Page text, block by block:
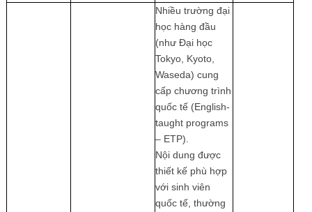
Nhiều trường đại
học hàng đầu
(như Đại học
Tokyo, Kyoto,
Waseda) cung
cấp chương trình
quốc tế (English-
taught programs
– ETP).
Nội dung được
thiết kế phù hợp
với sinh viên
quốc tế, thường